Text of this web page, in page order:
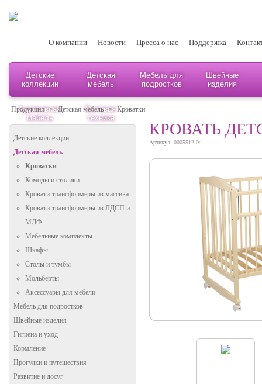
О компании Новости Пресса о нас Поддержка
Детские
коллекции
Детская
мебель
Мебель для
подростков
Швейные
изделия
Адаптивная
мебель
Бытовая
техника
Продукция > Детская мебель > Кроватки
Детские коллекции
Детская мебель
Кроватки
Комоды и столики
Кровати-трансформеры из массива
Кровати-трансформеры из ЛДСП и
МДФ
Мебельные комплекты
Шкафы
Столы и тумбы
Мольберты
Аксессуары для мебели
Мебель для подростков
Швейные изделия
Гигиена и уход
Кормление
Прогулки и путешествия
Развитие и досуг
КРОВАТЬ
Артикул: 0005512-04